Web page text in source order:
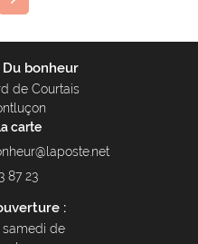
bonheur
de Courtais
carte
87 23
:
samedi de